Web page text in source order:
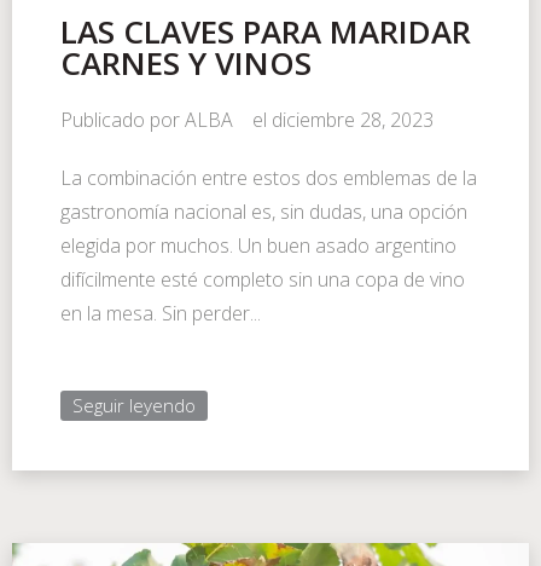
LAS CLAVES PARA MARIDAR
CARNES Y VINOS
Publicado porALBA el diciembre 28, 2023
La combinación entre estos dos emblemas de la
gastronomía nacional es, sin dudas, una opción
elegida por muchos. Un buen asado argentino
difícilmente esté completo sin una copa de vino
en la mesa. Sin perder...
Seguir leyendo